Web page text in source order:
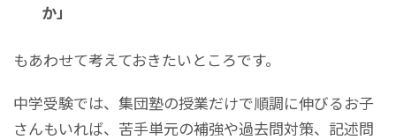
か」
もあわせて考えておきたいところです。
中学受験では、集団塾の授業だけで順調に伸びるお子
さんもいれば、苦手単元の補強や過去問対策、記述問